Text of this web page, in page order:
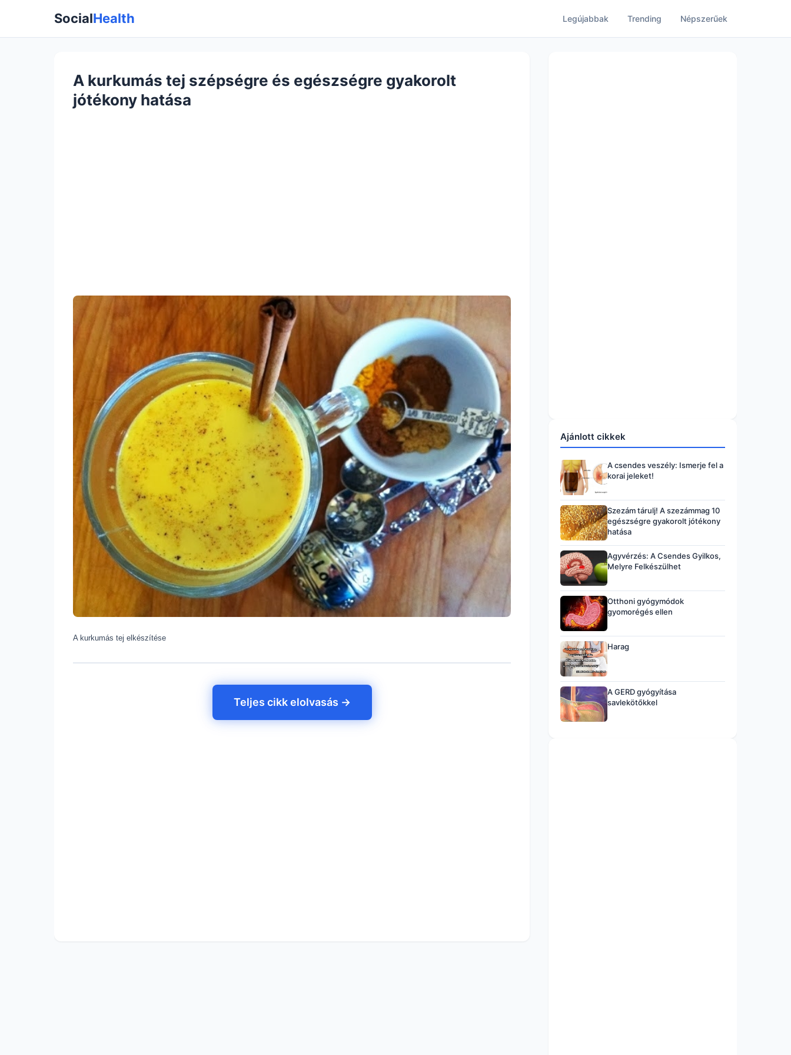
SocialHealth Legújabbak Trending Népszerűek
A kurkumás tej szépségre és egészségre gyakorolt
jótékony hatása
A kurkumás tej elkészítése
Teljes cikk elolvasás →
Ajánlott cikkek
A csendes veszély: Ismerje fel a
korai jeleket!
Szezám tárulj! A szezámmag 10
egészségre gyakorolt jótékony
hatása
Agyvérzés: A Csendes Gyilkos,
Melyre Felkészülhet
Otthoni gyógymódok
gyomorégés ellen
Harag
A GERD gyógyítása
savlekötőkkel